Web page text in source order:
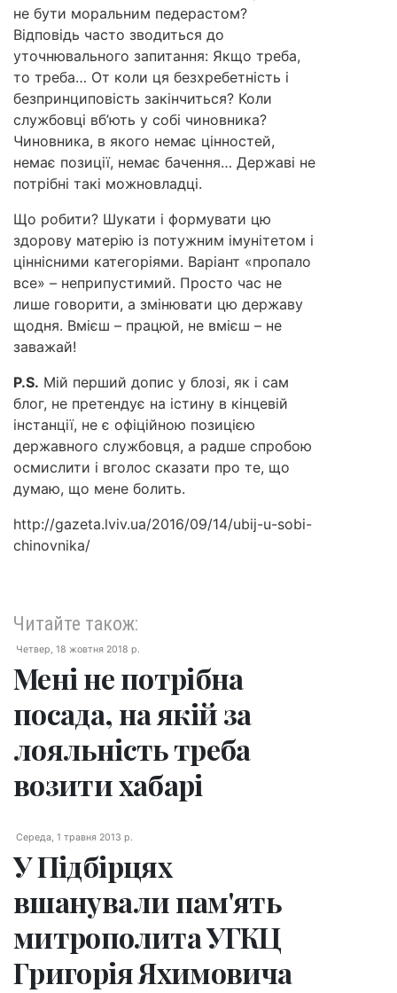
не бути моральним педерастом?
Відповідь часто зводиться до
уточнювального запитання: Якщо треба,
то треба… От коли ця безхребетність і
безпринциповість закінчиться? Коли
службовці вб’ють у собі чиновника?
Чиновника, в якого немає цінностей,
немає позиції, немає бачення… Державі не
потрібні такі можновладці.
Що робити? Шукати і формувати цю
здорову матерію із потужним імунітетом і
ціннісними категоріями. Варіант «пропало
все» – неприпустимий. Просто час не
лише говорити, а змінювати цю державу
щодня. Вмієш – працюй, не вмієш – не
заважай!
P.S. Мій перший допис у блозі, як і сам
блог, не претендує на істину в кінцевій
інстанції, не є офіційною позицією
державного службовця, а радше спробою
осмислити і вголос сказати про те, що
думаю, що мене болить.
http://gazeta.lviv.ua/2016/09/14/ubij-u-sobi-
chinovnika/
Читайте також:
Четвер, 18 жовтня 2018 р.
Мені не потрібна
посада, на якій за
лояльність треба
возити хабарі
Середа, 1 травня 2013 р.
У Підбірцях
вшанували пам'ять
митрополита УГКЦ
Григорія Яхимовича